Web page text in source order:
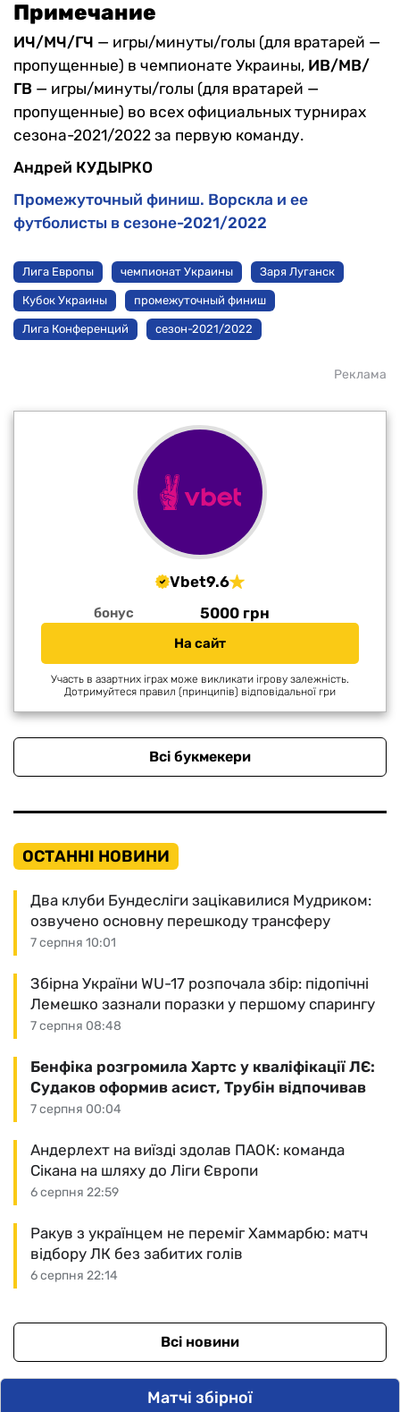
Примечание
ИЧ/МЧ/ГЧ — игры/минуты/голы (для вратарей —
пропущенные) в чемпионате Украины, ИВ/МВ/
ГВ — игры/минуты/голы (для вратарей —
пропущенные) во всех официальных турнирах
сезона-2021/2022 за первую команду.
Андрей КУДЫРКО
Промежуточный финиш. Ворскла и ее
футболисты в сезоне-2021/2022
Лига Европы чемпионат Украины Заря Луганск
Кубок Украины промежуточный финиш
Лига Конференций сезон-2021/2022
Реклама
Vbet9.6
бонус 5000 грн
На сайт
Участь в азартних іграх може викликати ігрову залежність.
Дотримуйтеся правил (принципів) відповідальної гри
Всі букмекери
ОСТАННІ НОВИНИ
7 серпня 10:01
Два клуби Бундесліги зацікавилися Мудриком:
озвучено основну перешкоду трансферу
7 серпня 08:48
Збірна України WU-17 розпочала збір: підопічні
Лемешко зазнали поразки у першому спарингу
7 серпня 00:04
Бенфіка розгромила Хартс у кваліфікації ЛЄ:
Судаков оформив асист, Трубін відпочивав
6 серпня 22:59
Андерлехт на виїзді здолав ПАОК: команда
Сікана на шляху до Ліги Європи
6 серпня 22:14
Ракув з українцем не переміг Хаммарбю: матч
відбору ЛК без забитих голів
Всі новини
Матчі збірної